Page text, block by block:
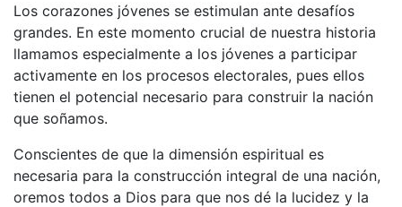
Los corazones jóvenes se estimulan ante desafíos
grandes. En este momento crucial de nuestra historia
llamamos especialmente a los jóvenes a participar
activamente en los procesos electorales, pues ellos
tienen el potencial necesario para construir la nación
que soñamos.
Conscientes de que la dimensión espiritual es
necesaria para la construcción integral de una nación,
oremos todos a Dios para que nos dé la lucidez y la